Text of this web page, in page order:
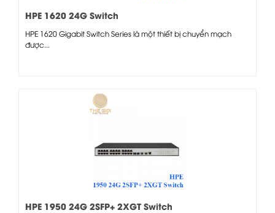
HPE 1620 24G Switch
HPE 1620 Gigabit Switch Series là một thiết bị chuyển mạch
được...
HPE 1950 24G 2SFP+ 2XGT Switch